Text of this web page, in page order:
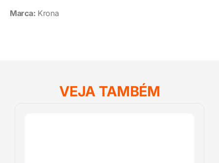
Marca: Krona
VEJA TAMBÉM